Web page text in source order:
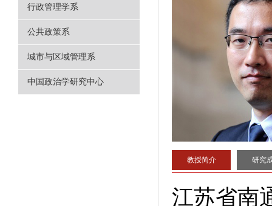
行政管理学系
公共政策系
城市与区域管理系
中国政治学研究中心
教授简介 研究
江苏省南